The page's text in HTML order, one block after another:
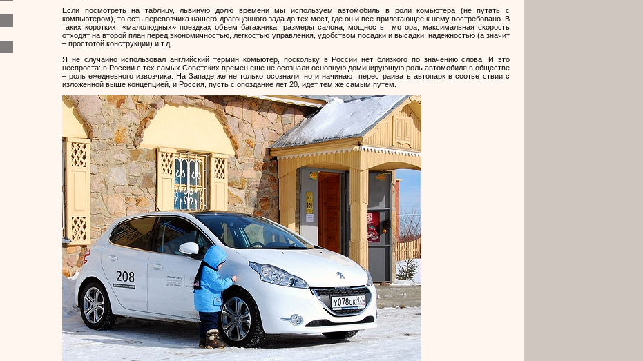
Если посмотреть на таблицу, львиную долю времени мы используем автомобиль в роли комьютера (не путать с
компьютером), то есть перевозчика нашего драгоценного зада до тех мест, где он и все прилегающее к нему востребовано. В
таких коротких, «малолюдных» поездках объем багажника, размеры салона, мощность мотора, максимальная скорость
отходят на второй план перед экономичностью, легкостью управления, удобством посадки и высадки, надежностью (а значит
– простотой конструкции) и т.д.
Я не случайно использовал английский термин комьютер, поскольку в России нет близкого по значению слова. И это
неспроста: в России с тех самых Советских времен еще не осознали основную доминирующую роль автомобиля в обществе
– роль ежедневного извозчика. На Западе же не только осознали, но и начинают перестраивать автопарк в соответствии с
изложенной выше концепцией, и Россия, пусть с опоздание лет 20, идет тем же самым путем.